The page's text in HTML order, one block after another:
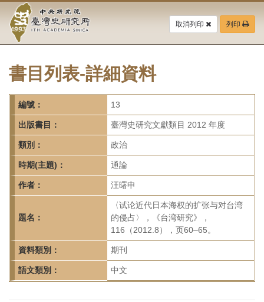
要
中
央
研
究
院-
臺
灣
史
研
究
所-
首
頁
取消列印 列印
書目列表-詳細資料
編號： 13
出版書目： 臺灣史研究文獻類目 2012 年度
類別： 政治
時期(主題)： 通論
作者： 汪曙申
題名：
〈试论近代日本海权的扩张与对台湾
的侵占〉，《台湾研究》，
116（2012.8），页60–65。
資料類別： 期刊
語文類別： 中文